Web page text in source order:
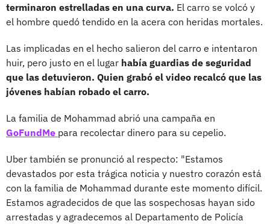
terminaron estrelladas en una curva. El carro se volcó y
el hombre quedó tendido en la acera con heridas mortales.
Las implicadas en el hecho salieron del carro e intentaron
huir, pero justo en el lugar había guardias de seguridad
que las detuvieron. Quien grabó el video recalcó que las
jóvenes habían robado el carro.
La familia de Mohammad abrió una campaña en
GoFundMe para recolectar dinero para su cepelio.
Uber también se pronunció al respecto: "Estamos
devastados por esta trágica noticia y nuestro corazón está
con la familia de Mohammad durante este momento difícil.
Estamos agradecidos de que las sospechosas hayan sido
arrestadas y agradecemos al Departamento de Policía